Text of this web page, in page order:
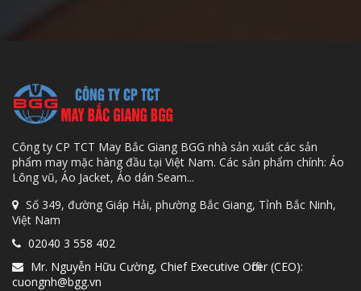
Công ty CP TCT May Bắc Giang BGG nhà sản xuất các sản
phẩm may mặc hàng đầu tại Việt Nam. Các sản phẩm chính: Áo
Lông vũ, Áo Jacket, Áo dán Seam...
Số 349, đường Giáp Hải, phường Bắc Giang, Tỉnh Bắc Ninh,
Việt Nam
02040 3 558 402
Mr. Nguyễn Hữu Cường, Chief Executive Officer (CEO):
cuongnh@bgg.vn